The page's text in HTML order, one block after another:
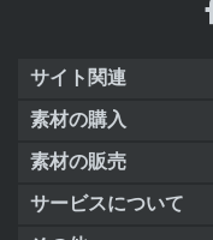
サイト関連
素材の購入
素材の販売
サービスについて